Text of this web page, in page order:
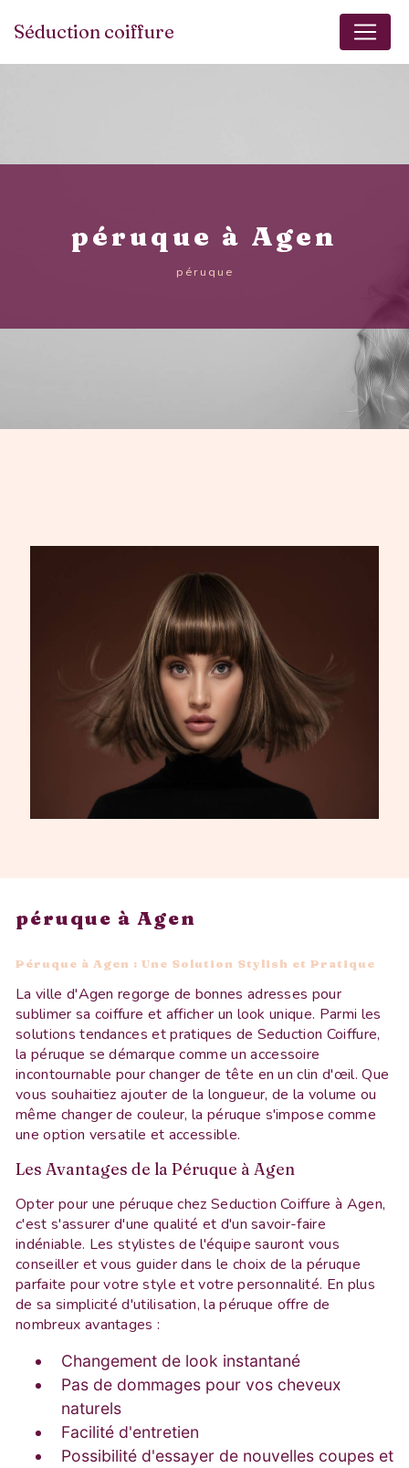
Séduction coiffure
péruque à Agen
péruque
péruque à Agen
Péruque à Agen : Une Solution Stylish et Pratique
La ville d'Agen regorge de bonnes adresses pour
sublimer sa coiffure et afficher un look unique. Parmi les
solutions tendances et pratiques de Seduction Coiffure,
la péruque se démarque comme un accessoire
incontournable pour changer de tête en un clin d'œil. Que
vous souhaitiez ajouter de la longueur, de la volume ou
même changer de couleur, la péruque s'impose comme
une option versatile et accessible.
Les Avantages de la Péruque à Agen
Opter pour une péruque chez Seduction Coiffure à Agen,
c'est s'assurer d'une qualité et d'un savoir-faire
indéniable. Les stylistes de l'équipe sauront vous
conseiller et vous guider dans le choix de la péruque
parfaite pour votre style et votre personnalité. En plus
de sa simplicité d'utilisation, la péruque offre de
nombreux avantages :
Changement de look instantané
Pas de dommages pour vos cheveux
naturels
Facilité d'entretien
Possibilité d'essayer de nouvelles coupes et